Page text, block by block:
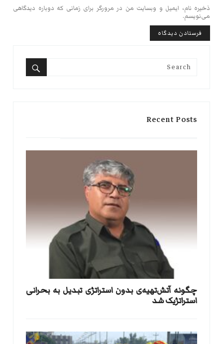
ذخیره نام، ایمیل و وبسایت من در مرورگر برای زمانی که دوباره دیدگاهی
می‌نویسم.
Search
Recent Posts
​چگونه آتش‌تهیه‌ی بدون استراتژی تبدیل به بحرانی
استراتژیک شد